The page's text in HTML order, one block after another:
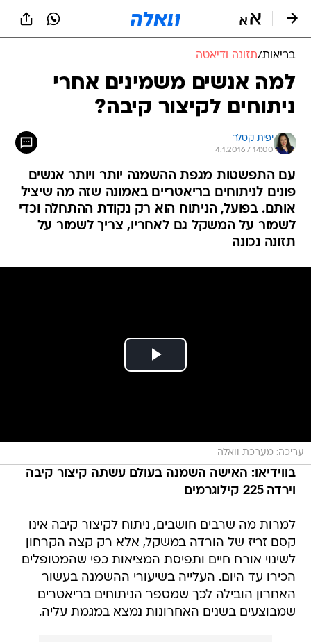
בריאות/תזונה ודיאטה
למה אנשים משמינים אחרי
ניתוחים לקיצור קיבה?
יפית קסלר
4.1.2016 / 14:00
עם התפשטות מגפת ההשמנה יותר ויותר אנשים
פונים לניתוחים בריאטריים באמונה שזה מה שיציל
אותם. בפועל, הניתוח הוא רק נקודת ההתחלה וכדי
לשמור על המשקל גם לאחריו, צריך לשמור על
תזונה נכונה
עריכה: מערכת וואלה
בווידיאו: האישה השמנה בעולם עשתה קיצור קיבה
וירדה 225 קילוגרמים
למרות מה שרבים חושבים, ניתוח לקיצור קיבה אינו
קסם זריז של הורדה במשקל, אלא רק קצה הקרחון
לשינוי אורח חיים ותפיסת המציאות כפי שהמטופלים
הכירו עד היום. העלייה בשיעורי ההשמנה בעשור
האחרון הובילה לכך שמספר הניתוחים בריאטרים
שמבוצעים בשנים האחרונות נמצא במגמת עליה.